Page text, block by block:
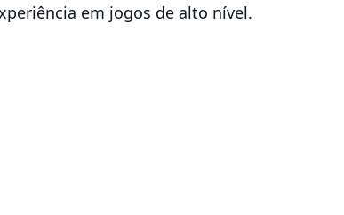
em jogos de alto nível.